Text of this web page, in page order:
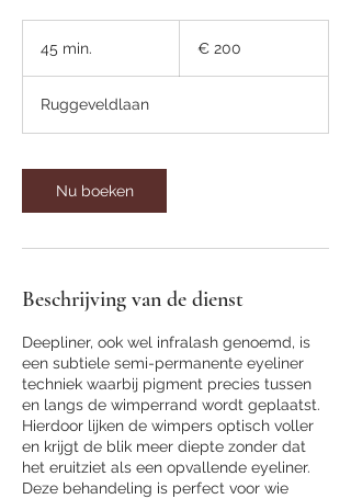
45 min.
i
n
€ 200
Ruggeveldlaan
Nu boeken
Beschrijving van de dienst
Deepliner, ook wel infralash genoemd, is
een subtiele semi-permanente eyeliner
techniek waarbij pigment precies tussen
en langs de wimperrand wordt geplaatst.
Hierdoor lijken de wimpers optisch voller
en krijgt de blik meer diepte zonder dat
het eruitziet als een opvallende eyeliner.
Deze behandeling is perfect voor wie